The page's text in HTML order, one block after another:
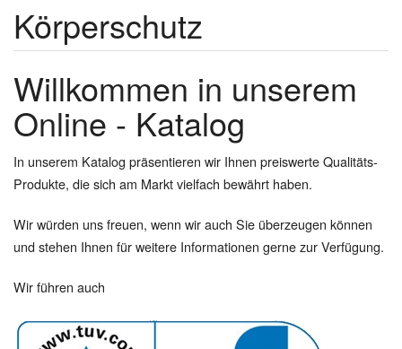
Körperschutz
Willkommen in unserem
Online - Katalog
In unserem Katalog präsentieren wir Ihnen preiswerte Qualitäts-
Produkte, die sich am Markt vielfach bewährt haben.
Wir würden uns freuen, wenn wir auch Sie überzeugen können
und stehen Ihnen für weitere Informationen gerne zur Verfügung.
Wir führen auch